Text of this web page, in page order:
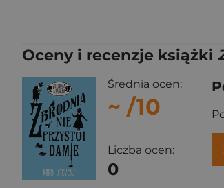
Oceny i recenzje książki
Średnia ocen:
~ /10
Liczba ocen:
0